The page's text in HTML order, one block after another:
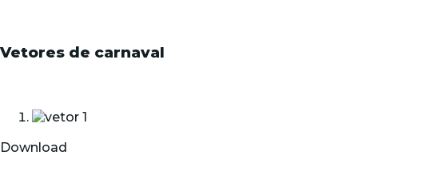
Vetores de carnaval
Download